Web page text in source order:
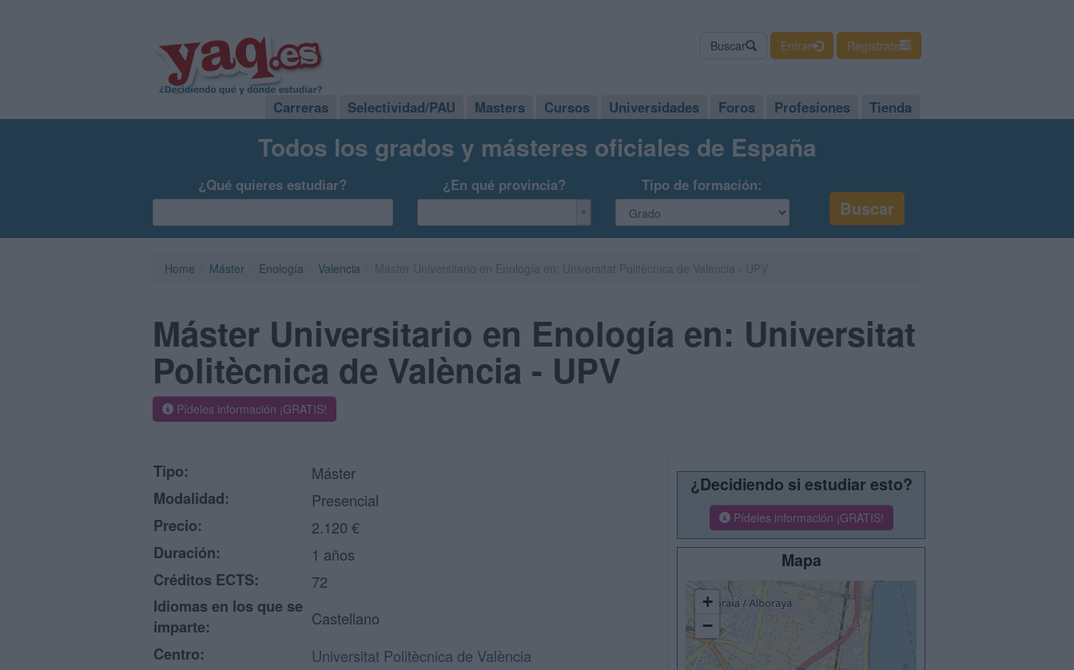
Buscar Entrar Regístrate
Carreras Selectividad/PAU Masters Cursos Universidades Foros Profesiones Tienda
Todos los grados y másteres oficiales de España
¿Qué quieres estudiar? ¿En qué provincia? Tipo de formación:
Home Máster Enología Valencia
Máster Universitario en Enología en: Universitat
Politècnica de València - UPV
Pídeles información ¡GRATIS!
Tipo:
Máster
Modalidad:
Presencial
Precio:
2.120 €
Duración:
1 años
Créditos ECTS:
72
Idiomas en los que se
imparte:
Castellano
Centro:
Universitat Politècnica de València
¿Decidiendo si estudiar esto?
Pídeles información ¡GRATIS!
Mapa
+
−